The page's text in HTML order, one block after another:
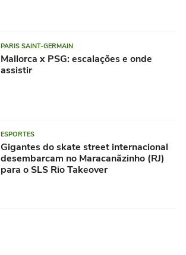
PARIS SAINT-GERMAIN
Mallorca x PSG: escalações e onde
assistir
ESPORTES
Gigantes do skate street internacional
desembarcam no Maracanãzinho (RJ)
para o SLS Rio Takeover